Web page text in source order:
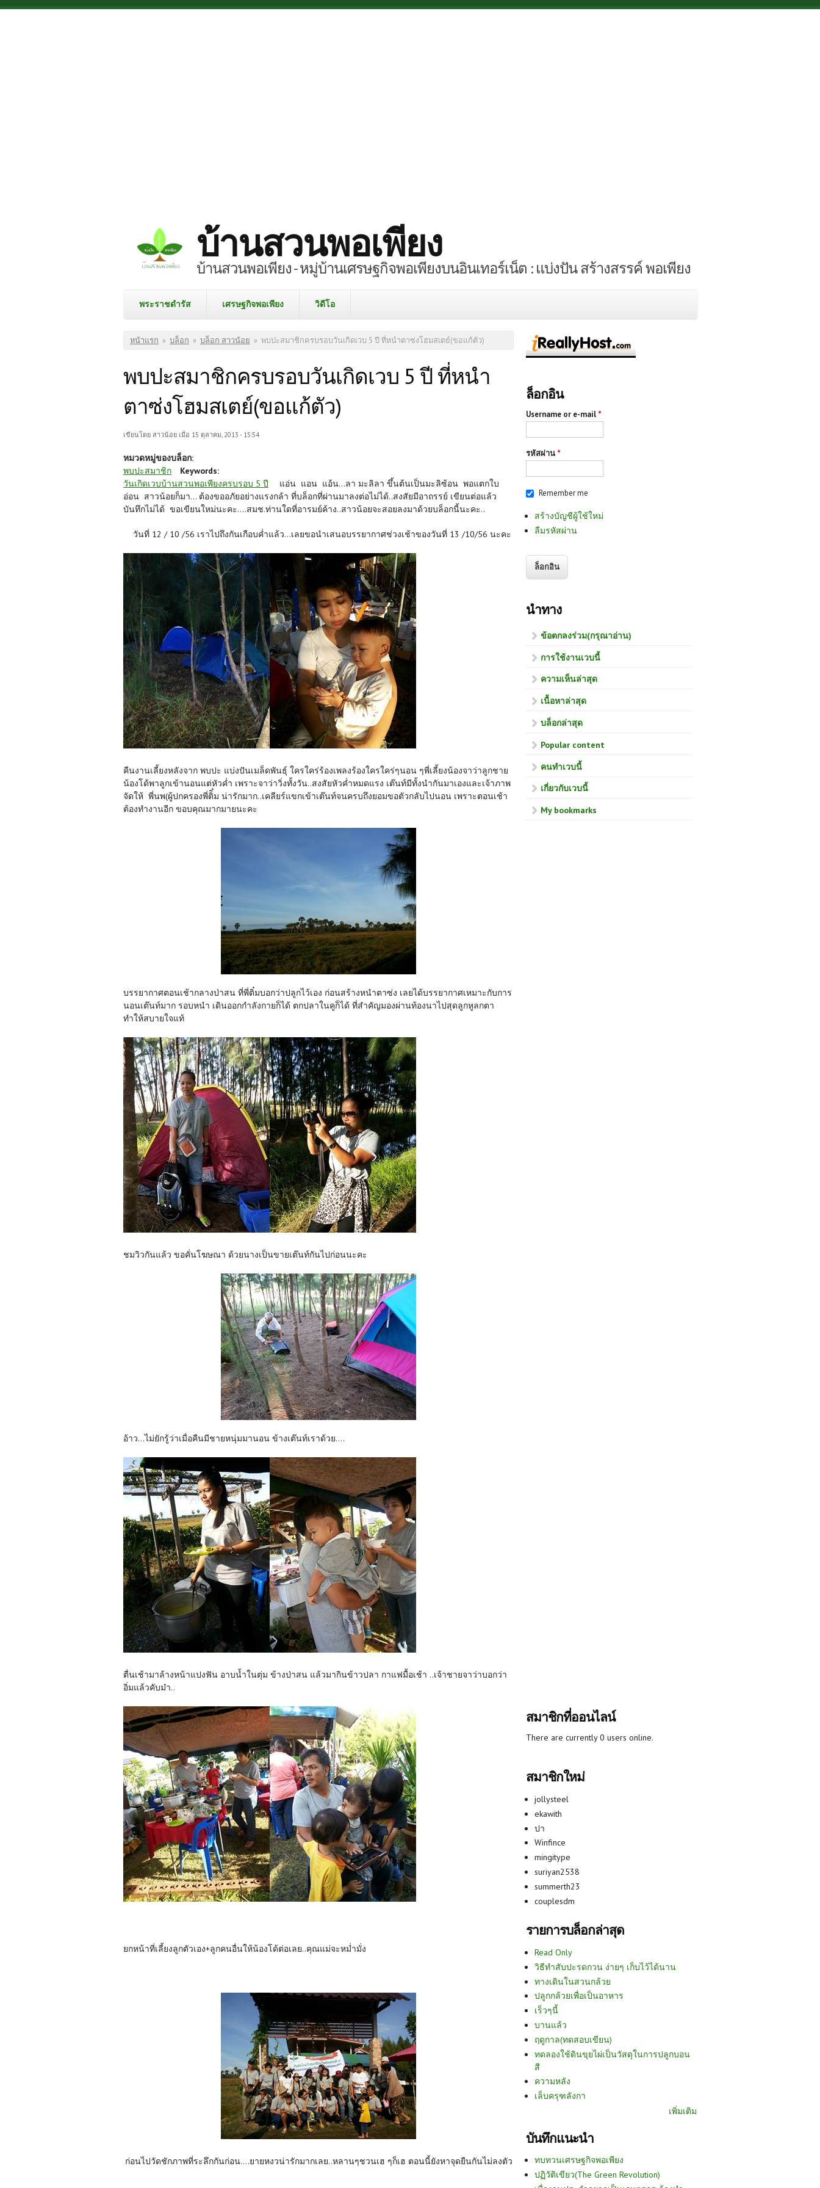
Skip to main content
บ้านสวนพอเพียง
บ้านสวนพอเพียง - หมู่บ้านเศรษฐกิจพอเพียงบนอินเทอร์เน็ต : แบ่งปัน สร้างสรรค์ พอเพียง
พระราชดำรัส เศรษฐกิจพอเพียง วิดีโอ
คุณอยู่ที่นี่
หน้าแรก » บล็อก » บล็อก สาวน้อย » พบปะสมาชิกครบรอบวันเกิดเวบ 5 ปี ที่หนำตาซ่งโฮมสเตย์(ขอแก้ตัว)
พบปะสมาชิกครบรอบวันเกิดเวบ 5 ปี ที่หนำ
ตาซ่งโฮมสเตย์(ขอแก้ตัว)
เขียนโดย สาวน้อย เมื่อ 15 ตุลาคม, 2013 - 15:54
หมวดหมู่ของบล็อก:
พบปะสมาชิก
Keywords:
วันเกิดเวบบ้านสวนพอเพียงครบรอบ 5 ปี
แอ่น แอน แอ้น...ลา มะลิลา ขึ้นต้นเป็นมะลิซ้อน พอแตกใบ
อ่อน สาวน้อยก็มา... ต้องขออภัยอย่างแรงกล้า ที่บล็อกที่ผ่านมาลงต่อไม่ได้..สงสัยมีอาถรรย์ เขียนต่อแล้ว
บันทึกไม่ได้ ขอเขียนใหม่นะคะ....สมช.ท่านใดที่อารมย์ค้าง..สาวน้อยจะสอยลงมาด้วยบล็อกนี้นะคะ..
วันที่ 12 / 10 /56 เราไปถึงกันเกือบค่ำแล้ว...เลยขอนำเสนอบรรยากาศช่วงเช้าของวันที่ 13 /10/56 นะคะ
คืนงานเลี้ยงหลังจาก พบปะ แบ่งปันเมล็ดพันธุ์ ใครใคร่ร้องเพลงร้องใครใคร่ๆนอน ๆพี่เลี้ยงน้องจาว่าลูกชาย
น้องโด้พาลูกเข้านอนแต่หัวค่ำ เพราะจาว่าวิ่งทั้งวัน..สงสัยหัวค่ำหมดแรง เต๊นท์มีทั้งนำกันมาเองและเจ้าภาพ
จัดให้ พี่นพ(ผู้ปกครองพี่ติิ๋ม น่ารักมาก..เคลียร์แขกเข้าเต๊นท์จนครบถึงยอมขอตัวกลับไปนอน เพราะตอนเช้า
ต้องทำงานอีก ขอบคุณมากมายนะคะ
บรรยากาศตอนเช้ากลางป่าสน ที่พี่ติ๋มบอกว่าปลูกไว้เอง ก่อนสร้างหนำตาซ่ง เลยได้บรรยากาศเหมาะกับการ
นอนเต๊นท์มาก รอบหนำ เดินออกกำลังกายก็ได้ ตกปลาในคูก็ได้ ที่สำคัญมองผ่านท้องนาไปสุดลูกหูลกตา
ทำให้สบายใจแท้
ชมวิวกันแล้ว ขอคั่นโฆษณา ด้วยนางเป็นขายเต๊นท์กันไปก่อนนะคะ
อ้าว...ไม่ยักรู้ว่าเมื่อคืนมีชายหนุ่มมานอน ข้างเต๊นท์เราด้วย....
ตื่นเช้ามาล้างหน้าแปงฟัน อาบน้ำในตุ่ม ข้างป่าสน แล้วมากินข้าวปลา กาแฟมื้อเช้า ..เจ้าชายจาว่าบอกว่า
อิ่มแล้วคับม๋า..
ยกหน้าที่เลี้ยงลูกตัวเอง+ลูกคนอื่นให้น้องโด้ต่อเลย..คุณแม่จะหม่ำมั่ง
ก่อนไปวัดชักภาพที่ระลึกกันก่อน....ยายหงวน่ารักมากเลย..หลานๆชวนเฮ ๆก็เฮ ตอนนี้ยังหาจุดยืนกันไม่ลงตัว
ล็อกอิน
Username or e-mail *
รหัสผ่าน *
Remember me
สร้างบัญชีผู้ใช้ใหม่
ลืมรหัสผ่าน
นำทาง
ข้อตกลงร่วม(กรุณาอ่าน)
การใช้งานเวบนี้
ความเห็นล่าสุด
เนื้อหาล่าสุด
บล็อกล่าสุด
Popular content
คนทำเวบนี้
เกี่ยวกับเวบนี้
My bookmarks
สมาชิกที่ออนไลน์
There are currently 0 users online.
สมาชิกใหม่
jollysteel
ekawith
ปา
Winfince
mingitype
suriyan2538
summerth23
couplesdm
รายการบล็อกล่าสุด
Read Only
วิธีทำสับปะรดกวน ง่ายๆ เก็บไว้ได้นาน
ทางเดินในสวนกล้วย
ปลูกกล้วยเพื่อเป็นอาหาร
เร็วๆนี้
บานแล้ว
ฤดูกาล(ทดสอบเขียน)
ทดลองใช้ดินขุยไผ่เป็นวัสดุในการปลูกบอน
สี
ความหลัง
เล็บครุฑลังกา
เพิ่มเติม
บันทึกแนะนำ
ทบทวนเศรษฐกิจพอเพียง
ปฏิวัติเขียว(The Green Revolution)